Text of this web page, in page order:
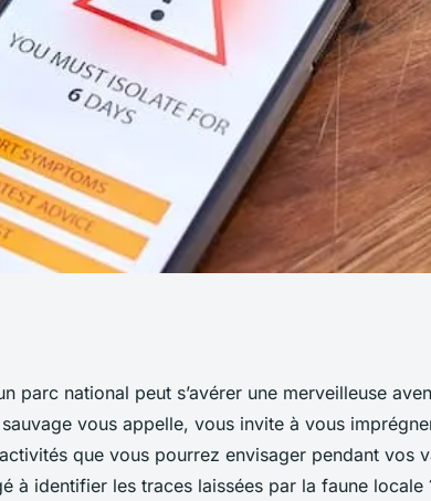
camping pour
parc national peut s’avérer une merveilleuse
sauvage vous appelle, vous invite à vous
activités que vous pourrez envisager pendant vos
à identifier les traces laissées par la faune locale